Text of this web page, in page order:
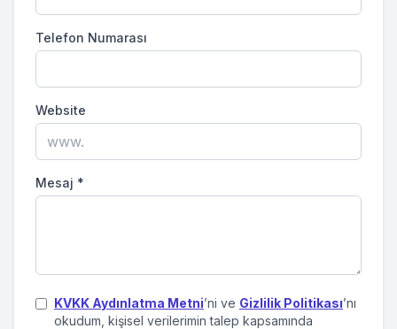
Telefon Numarası
Website
Mesaj *
KVKK Aydınlatma Metni’ni ve Gizlilik Politikası’nı
okudum, kişisel verilerimin talep kapsamında